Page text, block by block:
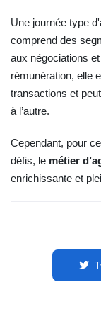
Une journée type
comprend des
aux négociations
rémunération, elle
transactions et
à l’autre.
Cependant, pour
défis, le métier
enrichissante et